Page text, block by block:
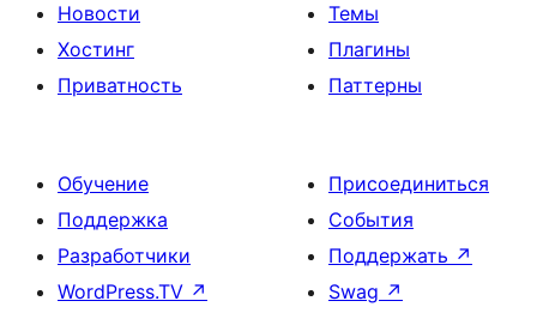
Новости
Хостинг
Приватность
Темы
Плагины
Паттерны
Обучение
Поддержка
Разработчики
WordPress.TV ↗
Присоединиться
События
Поддержать ↗
Swag ↗